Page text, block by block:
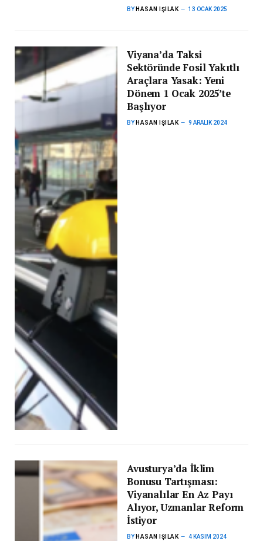
BY HASAN IŞILAK 13 OCAK 2025
Viyana’da Taksi
Sektöründe Fosil Yakıtlı
Araçlara Yasak: Yeni
Dönem 1 Ocak 2025’te
Başlıyor
BY HASAN IŞILAK 9 ARALIK 2024
Avusturya’da İklim
Bonusu Tartışması:
Viyanalılar En Az Payı
Alıyor, Uzmanlar Reform
İstiyor
BY HASAN IŞILAK 4 KASIM 2024